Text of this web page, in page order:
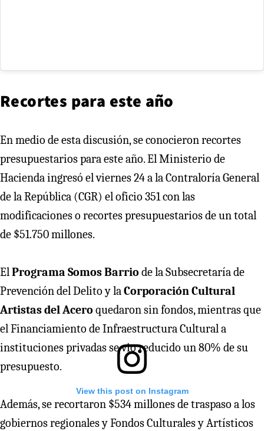
View this post on Instagram
Recortes para este año
En medio de esta discusión, se conocieron recortes
presupuestarios para este año. El Ministerio de
Hacienda ingresó el viernes 24 a la Contraloría General
de la República (CGR) el oficio 351 con las
modificaciones o recortes presupuestarios de un total
de $51.750 millones.
ElPrograma Somos Barrio de la Subsecretaría de
Prevención del Delito y laCorporación Cultural
Artistas del Acero quedaron sin fondos, mientras que
el Financiamiento de Infraestructura Cultural a
instituciones privadas se vio reducido un 80% de su
presupuesto.
Además, se recortaron $534 millones de traspaso a los
gobiernos regionales y Fondos Culturales y Artísticos